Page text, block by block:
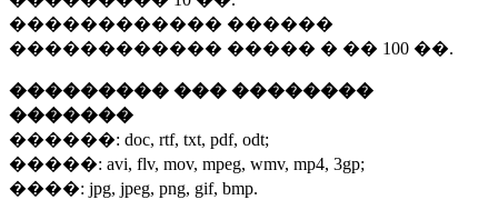
������������ ������
������������ ����� � �� 100 ��.
��������� ��� ��������
�������
������: doc, rtf, txt, pdf, odt;
�����: avi, flv, mov, mpeg, wmv, mp4, 3gp;
����: jpg, jpeg, png, gif, bmp.